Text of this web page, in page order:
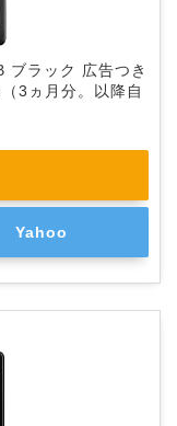
ラック 広告つき
3ヵ月分。以降自
Yahoo